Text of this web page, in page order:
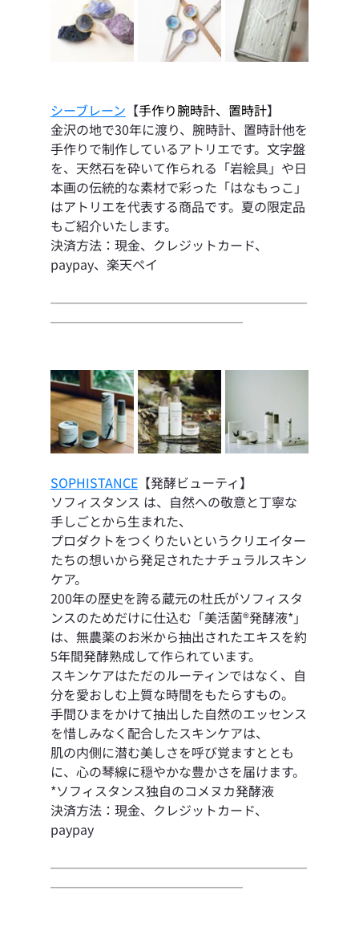
シーブレーン 【手作り腕時計、置時計】
金沢の地で30年に渡り、腕時計、置時計他を
手作りで制作しているアトリエです。文字盤
を、天然石を砕いて作られる「岩絵具」や日
本画の伝統的な素材で彩った「はなもっこ」
はアトリエを代表する商品です。夏の限定品
もご紹介いたします。
決済方法：現金、クレジットカード、
paypay、楽天ペイ
────────────────────
───────────────
SOPHISTANCE【発酵ビューティ】
ソフィスタンス は、自然への敬意と丁寧な
手しごとから生まれた、
プロダクトをつくりたいというクリエイター
たちの想いから発足されたナチュラルスキン
ケア。
200年の歴史を誇る蔵元の杜氏がソフィスタ
ンスのためだけに仕込む「美活菌®︎発酵液*」
は、無農薬のお米から抽出されたエキスを約
5年間発酵熟成して作られています。
スキンケアはただのルーティンではなく、自
分を愛おしむ上質な時間をもたらすもの。
手間ひまをかけて抽出した自然のエッセンス
を惜しみなく配合したスキンケアは、
肌の内側に潜む美しさを呼び覚ますととも
に、心の琴線に穏やかな豊かさを届けます。
*ソフィスタンス独自のコメヌカ発酵液
決済方法：現金、クレジットカード、
paypay
────────────────────
───────────────